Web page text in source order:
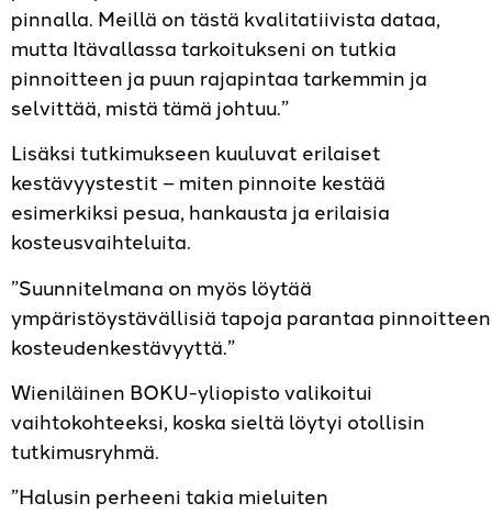
pinnalla. Meillä on tästä kvalitatiivista dataa,
mutta Itävallassa tarkoitukseni on tutkia
pinnoitteen ja puun rajapintaa tarkemmin ja
selvittää, mistä tämä johtuu.”
Lisäksi tutkimukseen kuuluvat erilaiset
kestävyystestit – miten pinnoite kestää
esimerkiksi pesua, hankausta ja erilaisia
kosteusvaihteluita.
”Suunnitelmana on myös löytää
ympäristöystävällisiä tapoja parantaa pinnoitteen
kosteudenkestävyyttä.”
Wieniläinen BOKU-yliopisto valikoitui
vaihtokohteeksi, koska sieltä löytyi otollisin
tutkimusryhmä.
”Halusin perheeni takia mieluiten